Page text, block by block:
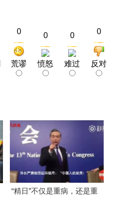
0
荒谬
0
愤怒
0
难过
0
反对
“精日”不仅是重病，还是重